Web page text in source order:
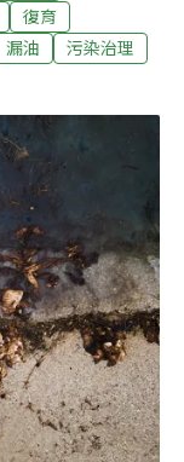
10天。台東市和
會長雜草。農水
導）麥寮海淡廠
縣麥寮海水淡化
延誤，經濟部工
完竣，屆時每
壓力。該廠參考
用密閉管線，濃
大海，沒有海
可日產10萬噸淡
復育
漏油
污染治理